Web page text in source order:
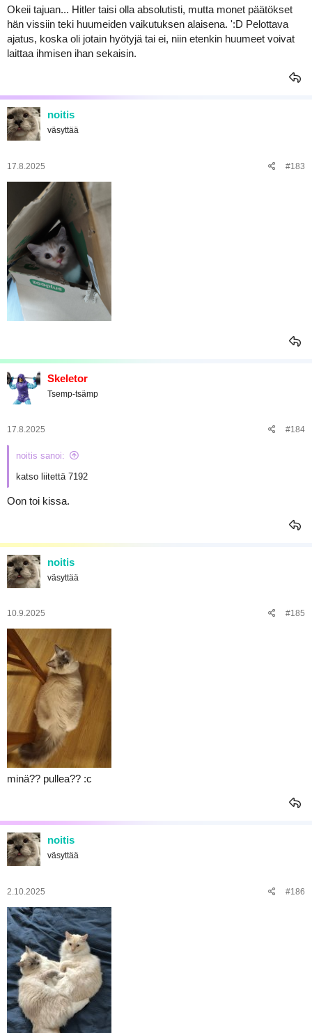
Adolf Hitleriin, ovat jokainen ottaneet miestä (tai naista) väkevämpää.
Itsekin teen suurimman osan asioistani humalassa enkä ole katunut
päivääkään sitä 3d-mallia tai sarjakuvayritelmää, mikä on on tullut
aivoistani, sen sijaan kadun miten olen joskus kohdellut läheisiäni.
Kehtasin jopa lyödä kerran vastaan kun lyötiin puukolla päähän
Okeii tajuan... Hitler taisi olla absolutisti, mutta monet päätökset
hän vissiin teki huumeiden vaikutuksen alaisena. ':D Pelottava
ajatus, koska oli jotain hyötyjä tai ei, niin etenkin huumeet voivat
laittaa ihmisen ihan sekaisin.
noitis
väsyttää
17.8.2025 #183
Skeletor
Tsemp-tsämp
17.8.2025 #184
noitis sanoi:
katso liitettä 7192
Oon toi kissa.
noitis
väsyttää
10.9.2025 #185
minä?? pullea?? :c
noitis
väsyttää
2.10.2025 #186